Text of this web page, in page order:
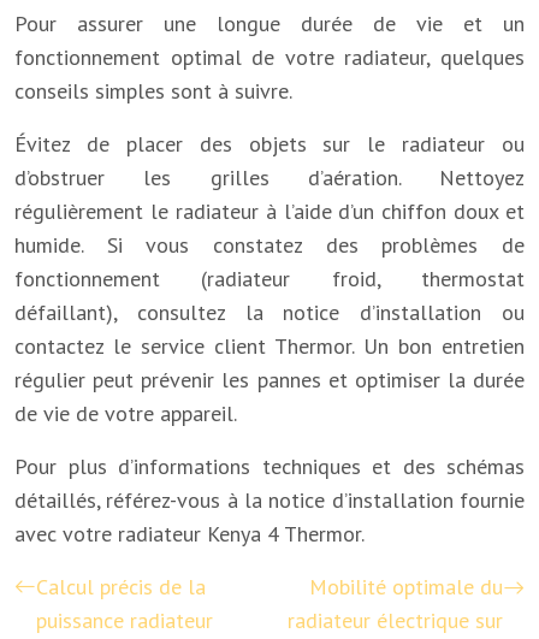
Pour assurer une longue durée de vie et un
fonctionnement optimal de votre radiateur, quelques
conseils simples sont à suivre.
Évitez de placer des objets sur le radiateur ou
d’obstruer les grilles d’aération. Nettoyez
régulièrement le radiateur à l’aide d’un chiffon doux et
humide. Si vous constatez des problèmes de
fonctionnement (radiateur froid, thermostat
défaillant), consultez la notice d’installation ou
contactez le service client Thermor. Un bon entretien
régulier peut prévenir les pannes et optimiser la durée
de vie de votre appareil.
Pour plus d’informations techniques et des schémas
détaillés, référez-vous à la notice d’installation fournie
avec votre radiateur Kenya 4 Thermor.
Calcul précis de la
puissance radiateur
Mobilité optimale du
radiateur électrique sur